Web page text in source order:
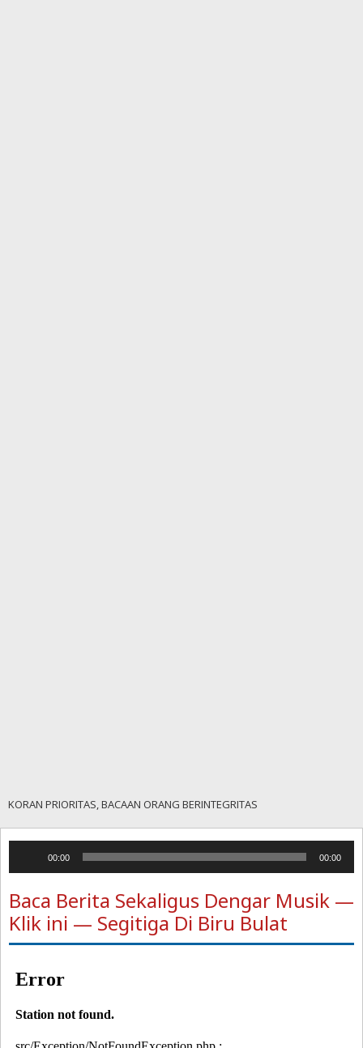
KORAN PRIORITAS, BACAAN ORANG BERINTEGRITAS
00:00 00:00
Baca Berita Sekaligus Dengar Musik —
Klik ini — Segitiga Di Biru Bulat